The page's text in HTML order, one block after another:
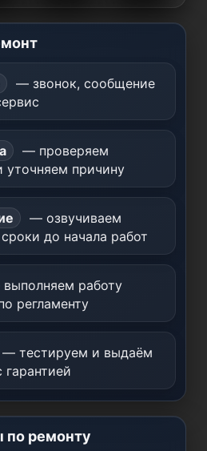
— звонок, сообщение
— проверяем
уточняем причину
— озвучиваем
до начала работ
работу
регламенту
— тестируем и выдаём
гарантией
по ремонту